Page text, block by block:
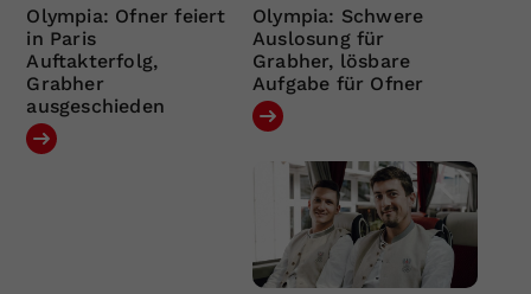
Olympia: Ofner feiert
in Paris
Auftakterfolg,
Grabher
ausgeschieden
Olympia: Schwere
Auslosung für
Grabher, lösbare
Aufgabe für Ofner